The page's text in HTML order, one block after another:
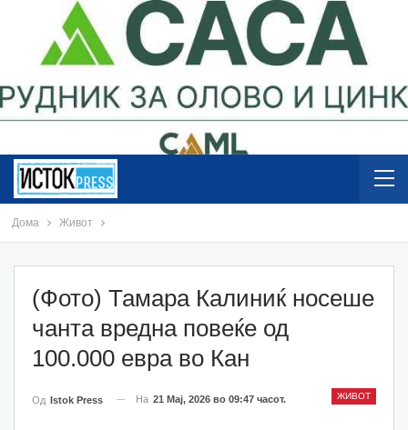
Дома Живот
(Фото) Тамара Калиниќ носеше
чанта вредна повеќе од
100.000 евра во Кан
ЖИВОТ
Од Istok Press На 21 Мај, 2026 во 09:47 часот.